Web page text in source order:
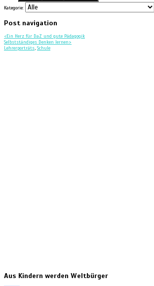
Kategorie:
Post navigation
<Ein Herz für DaZ und gute Pädagogik
Selbstständiges Denken lernen>
Lehrerporträts, Schule
Aus Kindern werden Weltbürger